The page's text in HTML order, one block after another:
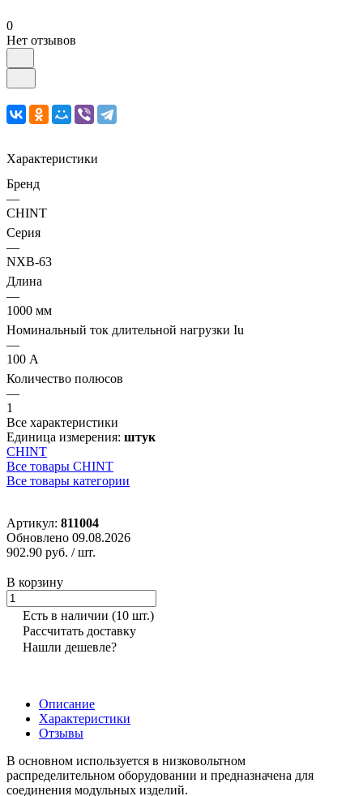
0
Нет отзывов
Характеристики
Бренд
—
CHINT
Серия
—
NXB-63
Длина
—
1000 мм
Номинальный ток длительной нагрузки Iu
—
100 А
Количество полюсов
—
1
Все характеристики
Единица измерения: штук
CHINT
Все товары CHINT
Все товары категории
Артикул: 811004
Обновлено 09.08.2026
902.90 руб. / шт.
В корзину
Есть в наличии (10 шт.)
Рассчитать доставку
Нашли дешевле?
Описание
Характеристики
Отзывы
В основном используется в низковольтном
распределительном оборудовании и предназначена для
соединения модульных изделий.